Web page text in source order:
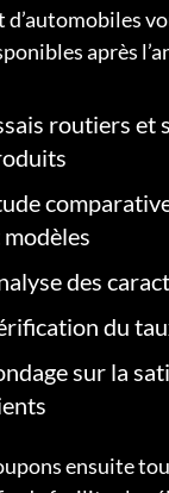
d’automobiles
après
routiers et
des
du
sur la
ensuite